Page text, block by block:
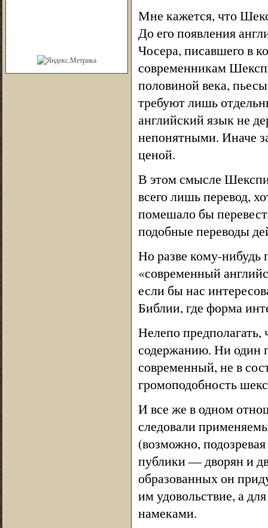
Мне кажется, что
До его появления
Чосера, писавшего в
современникам
половиной века,
требуют лишь
английский язык не
непонятными. Иначе
ценой.
В этом смысле
всего лишь перевод,
помешало бы
подобные переводы
Но разве кому-нибудь
«современный
если бы нас
Библии, где форма
Нелепо предполагать,
содержанию. Ни один
современный, не в
громоподобность
И все же в одном
следовали
(возможно,
публики — дворян и
образованных он
им удовольствие, а
намеками.